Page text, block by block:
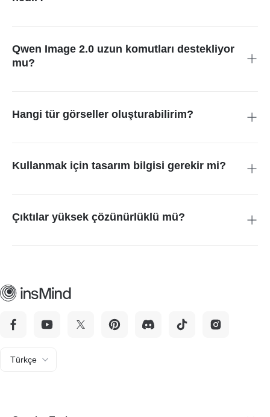
öne çıkar.
komutları işlemede çok başarılıdır. Yalnızca sanatsal çıktılar
için değil, gerçek içerik üretimi için tasarlanmıştır.
Qwen Image 2.0 uzun komutları destekliyor
mu?
yönlendirmelere sahip görseller oluşturabilirsiniz.
Hangi tür görseller oluşturabilirim?
görüntüler oluşturabilirsiniz.
Kullanmak için tasarım bilgisi gerekir mi?
düzenleyebilirsiniz.
Çıktılar yüksek çözünürlüklü mü?
Türkçe